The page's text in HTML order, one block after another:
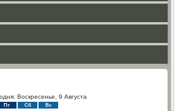
Воскресенье, 9 Августа
Пт Сб Вс